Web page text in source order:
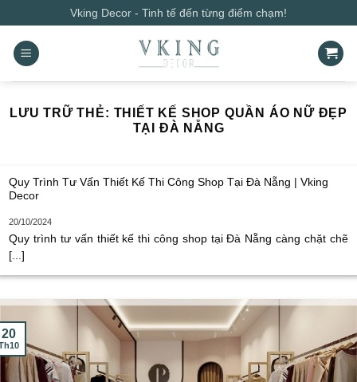
qua
nội
dung
Vking Decor - Tinh tế đến từng điểm chạm!
LƯU TRỮ THẺ: THIẾT KẾ SHOP QUẦN ÁO NỮ ĐẸP
TẠI ĐÀ NẴNG
Quy Trình Tư Vấn Thiết Kế Thi Công Shop Tại Đà Nẵng | Vking
Decor
20/10/2024
Quy trình tư vấn thiết kế thi công shop tại Đà Nẵng càng chặt chẽ
[...]
20